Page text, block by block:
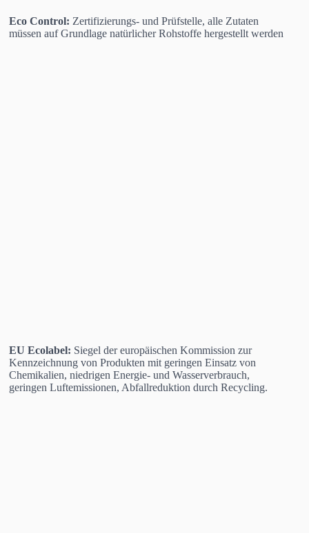
Eco Control: Zertifizierungs- und Prüfstelle, alle Zutaten
müssen auf Grundlage natürlicher Rohstoffe hergestellt werden
EU Ecolabel: Siegel der europäischen Kommission zur
Kennzeichnung von Produkten mit geringen Einsatz von
Chemikalien, niedrigen Energie- und Wasserverbrauch,
geringen Luftemissionen, Abfallreduktion durch Recycling.